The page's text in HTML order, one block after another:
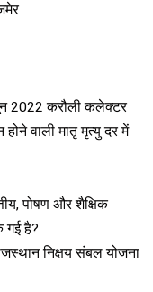
2022 करौली कलेक्टर
वाली मातृ मृत्यु दर में
पोषण और शैक्षिक
गई है?
निक्षय संबल योजना